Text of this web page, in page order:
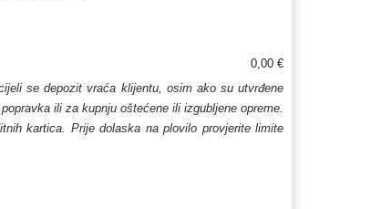
0,00 €
se depozit vraća klijentu, osim ako su utvrđene
ili za kupnju oštećene ili izgubljene opreme.
kartica. Prije dolaska na plovilo provjerite limite